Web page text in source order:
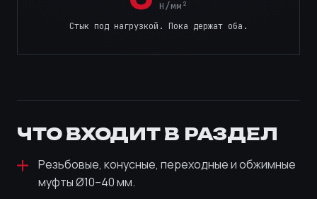
Н/мм²
Стык под нагрузкой. Пока держат оба.
ЧТО ВХОДИТ В РАЗДЕЛ
Резьбовые, конусные, переходные и обжимные
муфты Ø10–40 мм.